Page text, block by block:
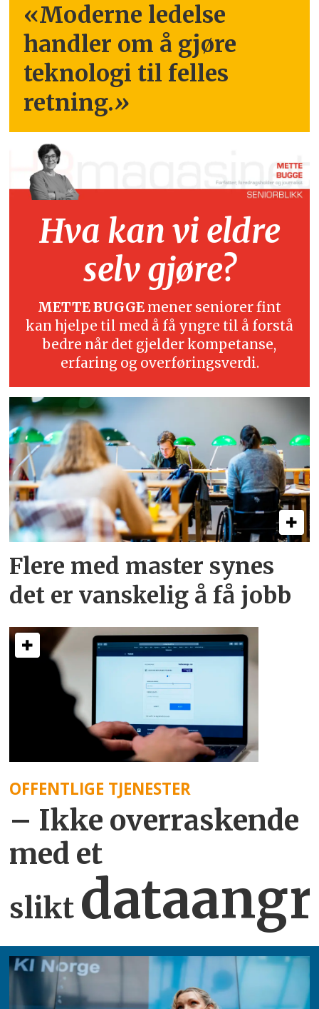
«Moderne ledelse
handler om å gjøre
teknologi til felles
retning.»
Hva kan vi eldre
selv gjøre?
METTE BUGGE mener seniorer fint
kan hjelpe til med å få yngre til å forstå
bedre når det gjelder kompetanse,
erfaring og overføringsverdi.
Flere med master synes
det er vanskelig å få jobb
OFFENTLIGE TJENESTER
– Ikke overraskende
med et
slikt